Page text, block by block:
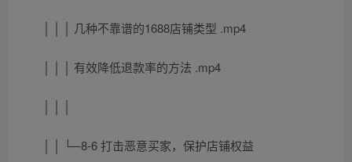
│ │ │ 几种不靠谱的1688店铺类型 .mp4
│ │ │ 有效降低退款率的方法 .mp4
│ │ └─8-6 打击恶意买家，保护店铺权益